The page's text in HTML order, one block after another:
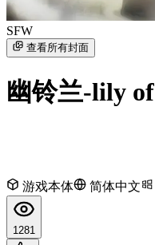
SFW
查看所有封面
幽铃兰-lily
游戏本体 简体中文
1281